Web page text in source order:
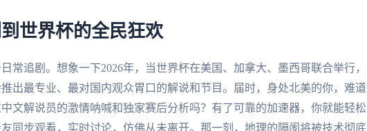
世界杯的全民狂欢
常追剧。想象一下2026年，当世界杯在美国、加拿大、墨西哥联合举行，
出最专业、最对国内观众胃口的解说和节目。届时，身处北美的你，难道
文解说员的激情呐喊和独家赛后分析吗？有了可靠的加速器，你就能轻松
同步观看，实时讨论，仿佛从未离开。那一刻，地理的隔阂将被技术彻底